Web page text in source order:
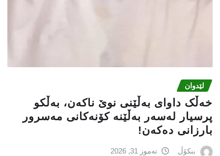
لێدوان
خەڵک داوای بەڵێنی نوێ ناکەن، بەڵکو
پرسیار لەسەر بەڵێنە کۆنەکانى مەسرور
بارزانی دەکەن!
بنکۆڵ تەموز 31, 2026